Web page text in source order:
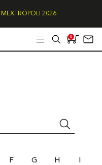
2026
0
F G H